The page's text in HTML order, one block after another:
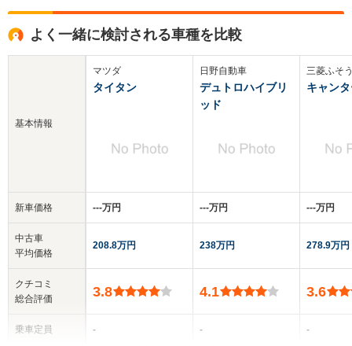
よく一緒に検討される車種を比較
基本情報
新車価格
中古車
平均価格
クチコミ
総合評価
乗車定員
マツダ
タイタン
‐‐‐万円
208.8万円
3.8
-
日野自動車
デュトロハイブリ
ッド
‐‐‐万円
238万円
4.1
-
三菱ふそ
キャン
‐‐‐万円
278.9万円
3.6
-